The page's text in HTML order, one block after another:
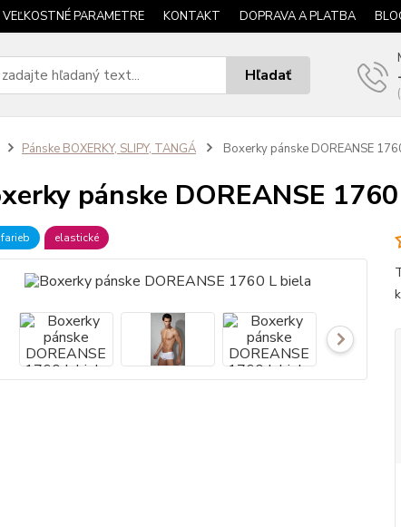
VEĽKOSTNÉ PARAMETRE KONTAKT DOPRAVA A PLATBA
Hľadať
Pánske BOXERKY, SLIPY, TANGÁ Boxerky pánske DOREANSE
pánske DOREANSE
elastické